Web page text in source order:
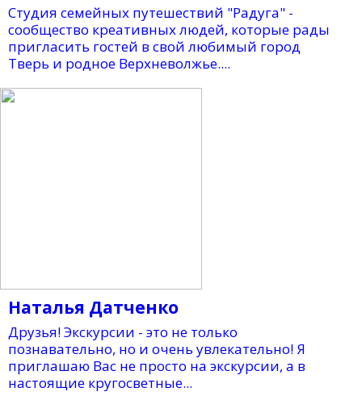
Студия семейных путешествий "Радуга" -
сообщество креативных людей, которые рады
пригласить гостей в свой любимый город
Тверь и родное Верхневолжье....
Наталья Датченко
Друзья! Экскурсии - это не только
познавательно, но и очень увлекательно! Я
приглашаю Вас не просто на экскурсии, а в
настоящие кругосветные...